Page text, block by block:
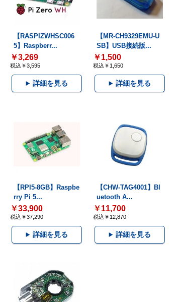
【RASPIZWHSC006
5】Raspberr...
￥3,269
税込￥3,595
詳細を見る
【MR-CH9329EMU-U
SB】USB接続版...
￥1,500
税込￥1,650
詳細を見る
【RPI5-8GB】Raspbe
rry Pi 5...
￥33,900
税込￥37,290
詳細を見る
【CHW-TAG4001】Bl
uetooth A...
￥11,700
税込￥12,870
詳細を見る